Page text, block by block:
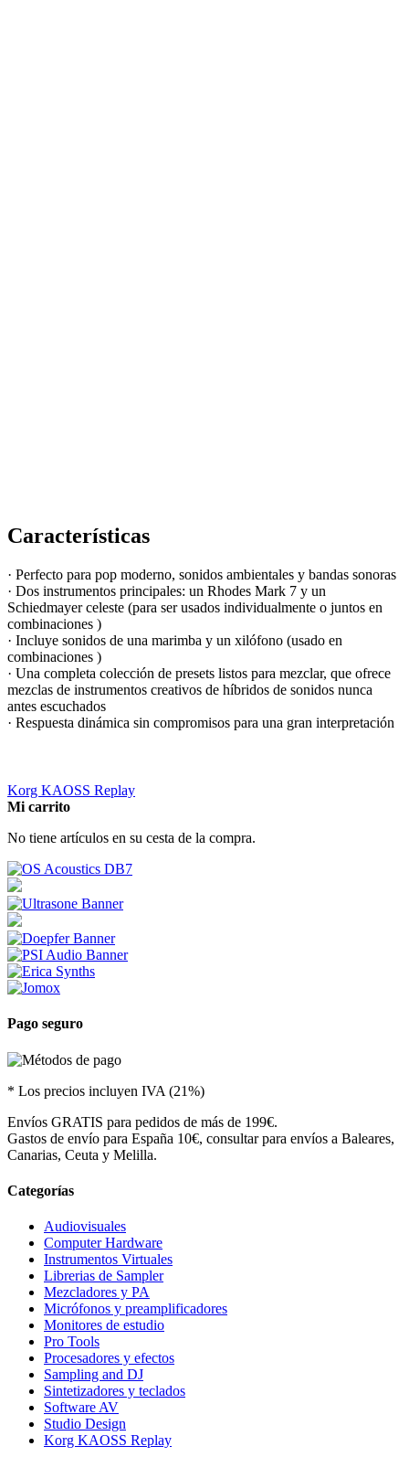
Características
· Perfecto para pop moderno, sonidos ambientales y bandas sonoras
· Dos instrumentos principales: un Rhodes Mark 7 y un
Schiedmayer celeste (para ser usados individualmente o juntos en
combinaciones )
· Incluye sonidos de una marimba y un xilófono (usado en
combinaciones )
· Una completa colección de presets listos para mezclar, que ofrece
mezclas de instrumentos creativos de híbridos de sonidos nunca
antes escuchados
· Respuesta dinámica sin compromisos para una gran interpretación
Korg KAOSS Replay
Mi carrito
No tiene artículos en su cesta de la compra.
Pago seguro
* Los precios incluyen IVA (21%)
Envíos GRATIS para pedidos de más de 199€.
Gastos de envío para España 10€, consultar para envíos a Baleares,
Canarias, Ceuta y Melilla.
Categorías
Audiovisuales
Computer Hardware
Instrumentos Virtuales
Librerias de Sampler
Mezcladores y PA
Micrófonos y preamplificadores
Monitores de estudio
Pro Tools
Procesadores y efectos
Sampling and DJ
Sintetizadores y teclados
Software AV
Studio Design
Korg KAOSS Replay